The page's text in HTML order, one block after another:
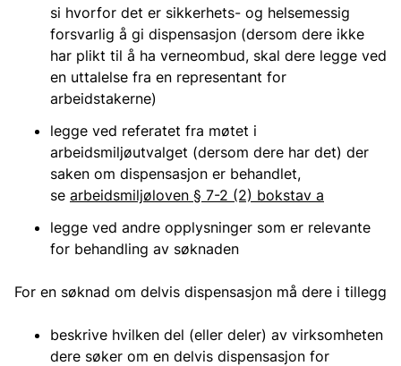
si hvorfor det er sikkerhets- og helsemessig
forsvarlig å gi dispensasjon (dersom dere ikke
har plikt til å ha verneombud, skal dere legge ved
en uttalelse fra en representant for
arbeidstakerne)
legge ved referatet fra møtet i
arbeidsmiljøutvalget (dersom dere har det) der
saken om dispensasjon er behandlet,
se arbeidsmiljøloven § 7-2 (2) bokstav a
legge ved andre opplysninger som er relevante
for behandling av søknaden
For en søknad om delvis dispensasjon må dere i tillegg
beskrive hvilken del (eller deler) av virksomheten
dere søker om en delvis dispensasjon for